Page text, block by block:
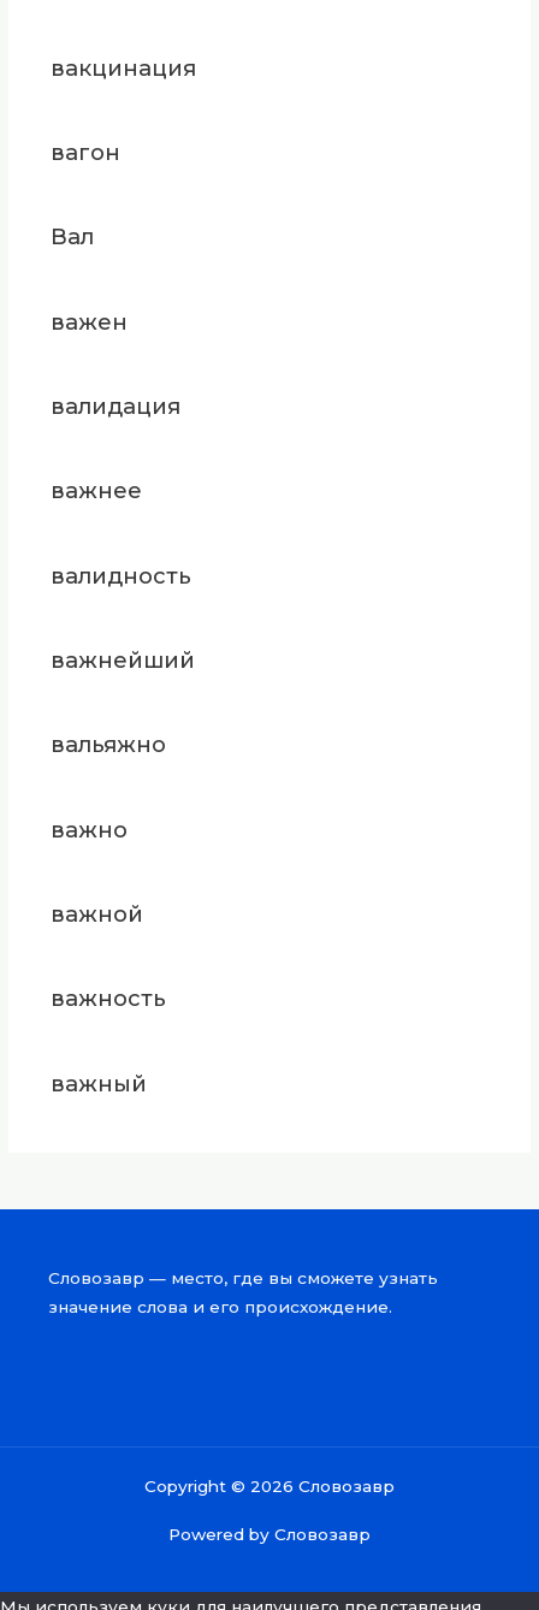
вакцинация
вагон
Вал
важен
валидация
важнее
валидность
важнейший
вальяжно
важно
важной
важность
важный
Словозавр — место, где вы сможете узнать
значение слова и его происхождение.
Copyright © 2026 Словозавр
Powered by Словозавр
Мы используем куки для наилучшего представления